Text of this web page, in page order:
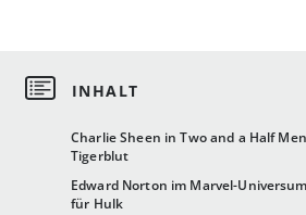
Charlie Sheen in Two and a Half
Tigerblut
Edward Norton im Marvel-
für Hulk